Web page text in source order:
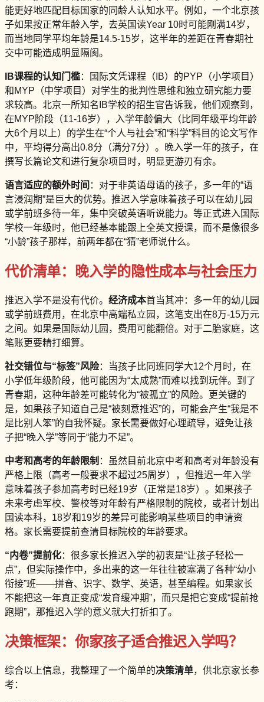
能更好地匹配目标国家的同龄人认知水平。例如，一个北京孩
子如果按正常年龄入学，去英国读Year 10时可能刚满14岁，
而当地同学平均年龄是14.5-15岁，这半年的差距在青春期社
交中可能造成明显隔阂。
IB课程的认知门槛：国际文凭课程（IB）的PYP（小学项目）
和MYP（中学项目）对学生的批判性思维和独立研究能力要
求较高。北京一所知名IB学校的招生官告诉我，他们观察到，
在MYP阶段（11-16岁），入学年龄偏大（比同年级平均年龄
大6个月以上）的学生在“个人与社会”和“科学”科目的论文写作
中，平均得分高出0.8分（满分7分）。晚入学一年的孩子，在
撰写长篇论文和进行复杂项目时，明显更游刃有余。
语言适应的额外时间 ：对于非英语母语的孩子，多一年的“语
言浸润期”是巨大的优势。推迟入学意味着孩子可以在幼儿园
或学前班多待一年，集中突破英语听说能力。等正式进入国际
学校一年级时，他已经基本能跟上全英文授课，而不是像很多
“小龄”孩子那样，前两年都在“猜”老师说什么。
代价清单：晚入学的隐性成本与社会压力
推迟入学不是没有代价。 经济成本首当其冲：多一年的幼儿园
或学前班费用，在北京中高端私立园，这笔支出在8万-15万元
之间。如果是国际幼儿园，费用可能翻倍。对于二胎家庭，这
笔账更要精打细算。
社交错位与“标签”风险：当孩子比同班同学大12个月时，在
小学低年级阶段，他可能因为“太成熟”而难以找到玩伴。到了
青春期，这种年龄差可能转化为“被孤立”的风险。更关键的
是，如果孩子知道自己是“被刻意推迟”的，可能会产生“我是不
是比别人笨”的自我怀疑。家长需要做好心理疏导，避免让孩
子把“晚入学”等同于“能力不足”。
中考和高考的年龄限制 ：虽然目前北京中考和高考对年龄没有
严格上限（高考一般要求不超过25周岁），但推迟一年入学
意味着孩子参加高考时已经19岁（正常是18岁）。如果孩子
未来考虑军校、警校等对年龄有严格限制的院校，或者计划出
国读本科，18岁和19岁的差异可能影响某些项目的申请资
格。家长需要提前查清目标院校的年龄要求。
“内卷”提前化：很多家长推迟入学的初衷是“让孩子轻松一
点”，但实际操作中，多出来的这一年往往被塞满了各种“幼小
衔接”班——拼音、识字、数学、英语，甚至编程。如果家长
不能把这一年真正变成“发育缓冲期”，而只是把它变成“提前抢
跑期”，那推迟入学的意义就大打折扣了。
决策框架：你家孩子适合推迟入学吗？
综合以上信息，我整理了一个简单的决策清单，供北京家长参
考：